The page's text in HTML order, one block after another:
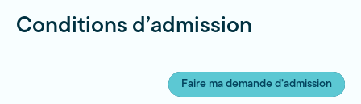
Conditions d’admission
Faire ma demande d’admission